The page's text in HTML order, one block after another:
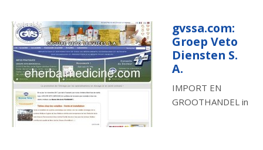
gvssa.com:
Groep Veto
Diensten S.
A.
IMPORT EN
GROOTHANDEL in